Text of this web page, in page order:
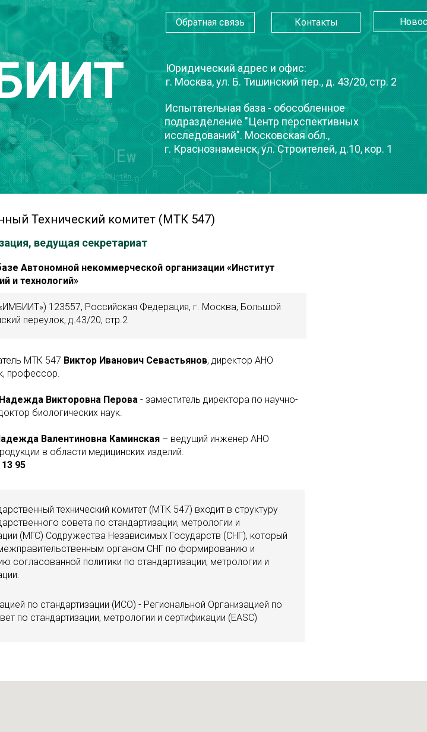
Испытательная база - обособленное
подразделение "Центр перспективных
исследований". Московская обл.,
г. Краснознаменск, ул. Строителей, д.10, кор. 1
Юридический адрес и офис:
г. Москва, ул. Б. Тишинский пер., д. 43/20, стр. 2
22
95
Обратная связь Контакты
Технический комитет (МТК 547)
ведущая секретариат
123557, Российская Федерация, г. Москва, Большой
переулок, д.43/20, стр.2
МТК 547 Виктор Иванович Севастьянов, директор АНО
профессор.
Надежда Викторовна Перова - заместитель директора по научно-
биологических наук.
Валентиновна Каминская – ведущий инженер АНО
в области медицинских изделий.
95
Автономной некоммерческой организации «Институт
и технологий»
технический комитет (МТК 547) входит в структуру
совета по стандартизации, метрологии и
(МГС) Содружества Независимых Государств (СНГ), который
органом СНГ по формированию и
согласованной политики по стандартизации, метрологии и
по стандартизации (ИСО) - Региональной Организацией по
по стандартизации, метрологии и сертификации (EASC)